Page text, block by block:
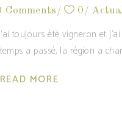
Comments 0
toujours été vigneron et
a passé, la région a
READ MORE